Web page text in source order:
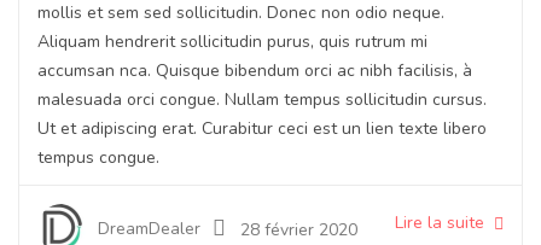
mollis et sem sed sollicitudin. Donec non odio neque.
Aliquam hendrerit sollicitudin purus, quis rutrum mi
accumsan nca. Quisque bibendum orci ac nibh facilisis, à
malesuada orci congue. Nullam tempus sollicitudin cursus.
Ut et adipiscing erat. Curabitur ceci est un lien texte libero
tempus congue.
DreamDealer 28 février 2020 Lire la suite